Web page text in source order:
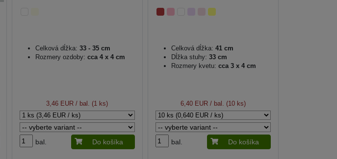
Celková dĺžka: 33 - 35 cm
Rozmery ozdoby: cca 4 x 4 cm
3,46 EUR / bal. (1 ks)
bal. Do košíka
Celková dĺžka: 41 cm
Dĺžka stuhy: 33 cm
Rozmery kvetu: cca 3 x 4 cm
6,40 EUR/ bal. (10 ks)
bal. Do košíka